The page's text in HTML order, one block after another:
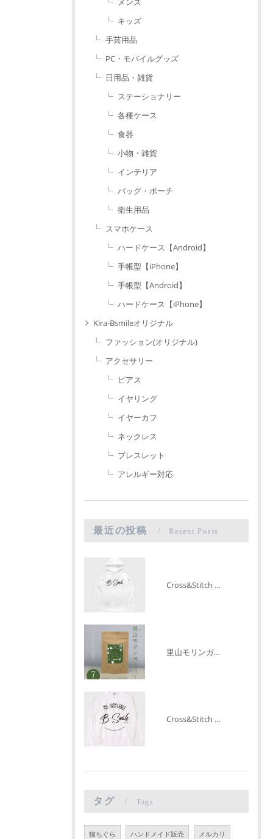
キッズ
手芸用品
PC・モバイルグッズ
日用品・雑貨
ステーショナリー
各種ケース
食器
小物・雑貨
インテリア
バッグ・ポーチ
衛生用品
スマホケース
ハードケース【Android】
手帳型【iPhone】
手帳型【Android】
ハードケース【iPhone】
Kira-Bsmileオリジナル
ファッション(オリジナル)
アクセサリー
ピアス
イヤリング
イヤーカフ
ネックレス
ブレスレット
アレルギー対応
最近の投稿 Recent Posts
Cross&Stitch パーカー プルオーバーフーディー ¥6,840（税込）
里山モリンガティー ¥770（税込）
Cross&Stitch トレーナー クルーネックスウェット ¥6,290（税込）
タグ Tags
猫ちぐら ハンドメイド販売 メルカリ